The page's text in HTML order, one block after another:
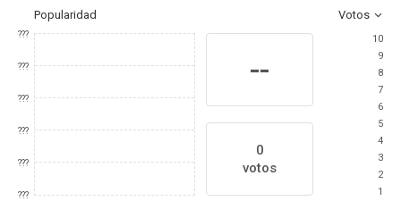
Popularidad Votos
???
???
???
???
???
???
--
0
votos
10
9
8
7
6
5
4
3
2
1